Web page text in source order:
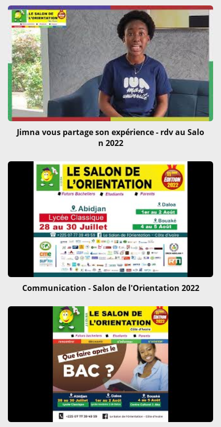
Jimna vous partage son expérience - rdv au Salo
n 2022
Communication - Salon de l'Orientation 2022